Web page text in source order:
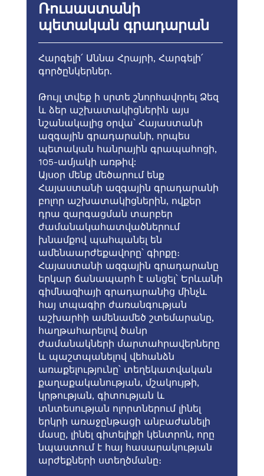
Ռուսաստանի
պետական գրադարան
Հարգելի՛ Աննա Հրայրի, Հարգելի՛
գործընկերներ.
Թույլ տվեք ի սրտե շնորհավորել Ձեզ
և ձեր աշխատակիցներին այս
նշանակալից օրվա՝ Հայաստանի
ազգային գրադարանի, որպես
պետական հանրային գրապահոցի,
105-ամյակի առթիվ:
Այսօր մենք մեծարում ենք
Հայաստանի ազգային գրադարանի
բոլոր աշխատակիցներին, ովքեր
դրա զարգացման տարբեր
ժամանակահատվածներում
խնամքով պահպանել են
ամենաարժեքավորը՝ գիրքը։
Հայաստանի ազգային գրադարանը
երկար ճանապարհ է անցել՝ Երևանի
գիմնազիայի գրադարանից մինչև
հայ տպագիր ժառանգության
աշխարհի ամենամեծ շտեմարանը,
հաղթահարելով ծանր
ժամանակների մարտահրավերները
և պաշտպանելով վեհանձն
առաքելությունը՝ տեղեկատվական
քաղաքականության, մշակույթի,
կրթության, գիտության և
տնտեսության ոլորտներում լինել
երկրի առաջընթացի անբաժանելի
մասը, լինել գիտելիքի կենտրոն, որը
նպաստում է հայ հասարակության
արժեքների ստեղծմանը։